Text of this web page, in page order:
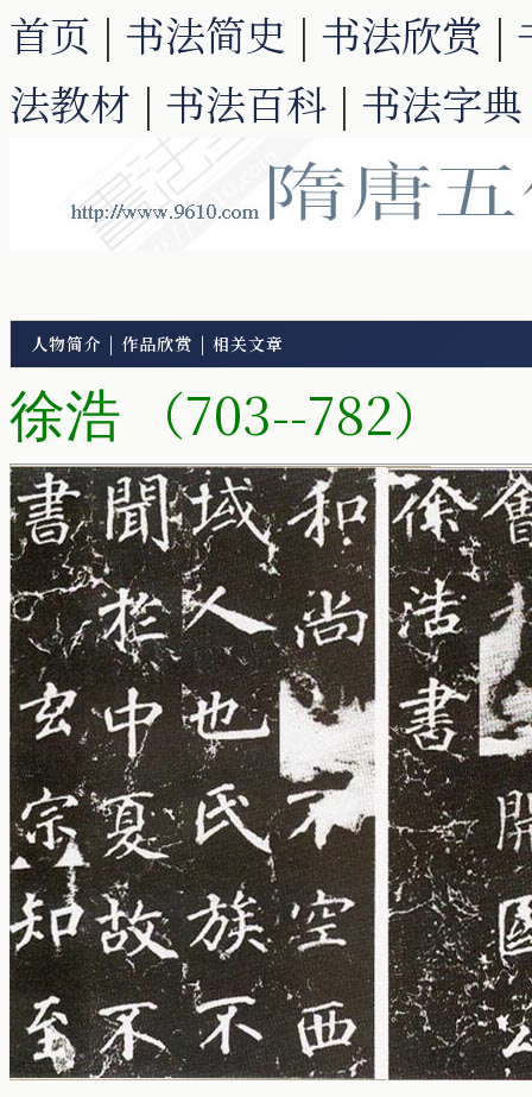
首页 | 书法简史 | 书法欣赏 |
法教材 | 书法百科 | 书法字典
人物简介 | 作品欣赏 | 相关文章
徐浩 （703--782）